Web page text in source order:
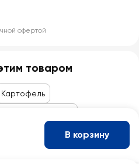
офертой
товаром
Картофель
В корзину